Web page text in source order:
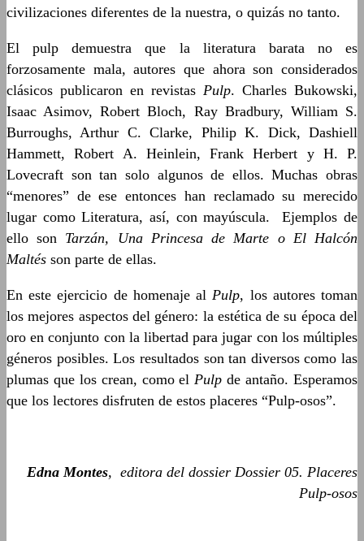
civilizaciones diferentes de la nuestra, o quizás no tanto.
El pulp demuestra que la literatura barata no es
forzosamente mala, autores que ahora son considerados
clásicos publicaron en revistas Pulp. Charles Bukowski,
Isaac Asimov, Robert Bloch, Ray Bradbury, William S.
Burroughs, Arthur C. Clarke, Philip K. Dick, Dashiell
Hammett, Robert A. Heinlein, Frank Herbert y H. P.
Lovecraft son tan solo algunos de ellos. Muchas obras
“menores” de ese entonces han reclamado su merecido
lugar como Literatura, así, con mayúscula. Ejemplos de
ello son Tarzán, Una Princesa de Marte o El Halcón
Maltés son parte de ellas.
En este ejercicio de homenaje al Pulp, los autores toman
los mejores aspectos del género: la estética de su época del
oro en conjunto con la libertad para jugar con los múltiples
géneros posibles. Los resultados son tan diversos como las
plumas que los crean, como el Pulp de antaño. Esperamos
que los lectores disfruten de estos placeres “Pulp-osos”.
Edna Montes, editora del dossier Dossier 05. Placeres
Pulp-osos